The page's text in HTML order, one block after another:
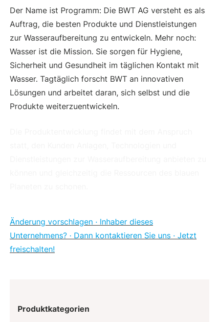
Der Name ist Programm: Die BWT AG versteht es als
Auftrag, die besten Produkte und Dienstleistungen
zur Wasseraufbereitung zu entwickeln. Mehr noch:
Wasser ist die Mission. Sie sorgen für Hygiene,
Sicherheit und Gesundheit im täglichen Kontakt mit
Wasser. Tagtäglich forscht BWT an innovativen
Lösungen und arbeitet daran, sich selbst und die
Produkte weiterzuentwickeln.
Änderung vorschlagen · Inhaber dieses
Unternehmens? · Dann kontaktieren Sie uns · Jetzt
freischalten!
Produktkategorien